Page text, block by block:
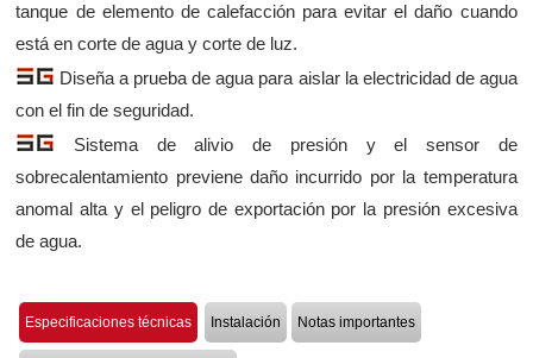
tanque de elemento de calefacción para evitar el daño cuando
está en corte de agua y corte de luz.
Diseña a prueba de agua para aislar la electricidad de agua
con el fin de seguridad.
Sistema de alivio de presión y el sensor de
sobrecalentamiento previene daño incurrido por la temperatura
anomal alta y el peligro de exportación por la presión excesiva
de agua.
Especificaciones técnicas Instalación Notas importantes